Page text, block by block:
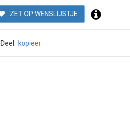
ZET OP WENSLIJSTJE
Deel: kopieer